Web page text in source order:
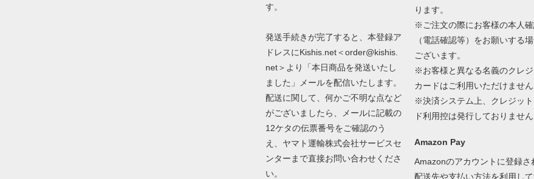
す。
発送手続きが完了すると、本登録ア
ドレスにKishis.net＜order@kishis.
net＞より「本日商品を発送いたし
ました」メールを配信いたします。
配送に関して、何かご不明な点など
がございましたら、メールに記載の
12ケタの伝票番号をご確認のう
え、ヤマト運輸株式会社サービスセ
ンターまで直接お問い合わせくださ
い。
ります。
※ご注文の際にお客様の本人
（電話確認等）をお願いする
ございます。
※お客様と異なる名義のクレジ
カードはご利用いただけません
※決済システム上、クレジッ
ド利用控は発行しておりません
Amazon Pay
Amazonのアカウントに登録さ
配送先や支払い方法を利用し